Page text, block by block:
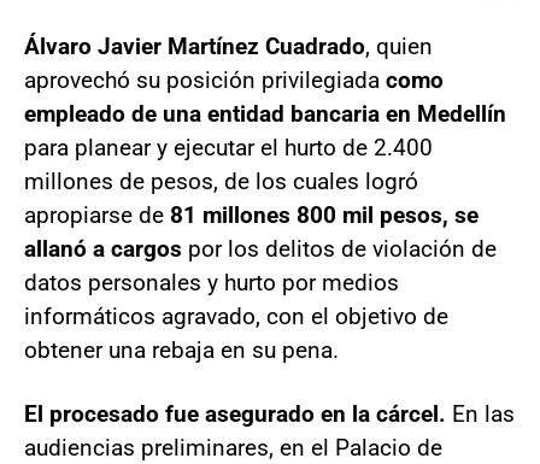
Álvaro Javier Martínez Cuadrado, quien
aprovechó su posición privilegiada como
empleado de una entidad bancaria en Medellín
para planear y ejecutar el hurto de 2.400
millones de pesos, de los cuales logró
apropiarse de 81 millones 800 mil pesos, se
allanó a cargos por los delitos de violación de
datos personales y hurto por medios
informáticos agravado, con el objetivo de
obtener una rebaja en su pena.
El procesado fue asegurado en la cárcel. En las
audiencias preliminares, en el Palacio de